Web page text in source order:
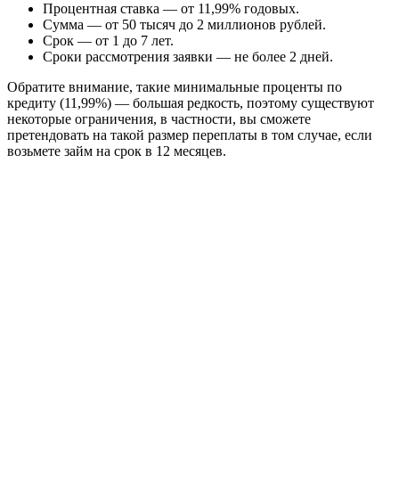
Процентная ставка — от 11,99% годовых.
Сумма — от 50 тысяч до 2 миллионов рублей.
Срок — от 1 до 7 лет.
Сроки рассмотрения заявки — не более 2 дней.
Обратите внимание, такие минимальные проценты по
кредиту (11,99%) — большая редкость, поэтому существуют
некоторые ограничения, в частности, вы сможете
претендовать на такой размер переплаты в том случае, если
возьмете займ на срок в 12 месяцев.